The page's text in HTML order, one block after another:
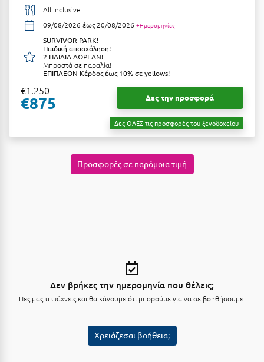
Μουζάκι
Μπαλί Κρήτης
Μπάνσκο
Μπούκα Μεσσηνίας
Μύκονος
Μυτιλήνη
Νέα Μάκρη
All Inclusive
09/08/2026 έως 20/08/2026 +Ημερομηνίες
SURVIVOR PARK!
Παιδική απασχόληση!
2 ΠΑΙΔΙΑ ΔΩΡΕΑΝ!
Μπροστά σε παραλία!
ΕΠΙΠΛΕΟΝ Κέρδος έως 10% σε yellows!
€1.250
€875 Δες την προσφορά
Δες ΟΛΕΣ τις προσφορές του ξενοδοχείου
Προσφορές σε παρόμοια τιμή
Δεν βρήκες την ημερομηνία που θέλεις;
Πες μας τι ψάχνεις και θα κάνουμε ότι μπορούμε για να σε βοηθήσουμε.
Χρειάζεσαι βοήθεια;